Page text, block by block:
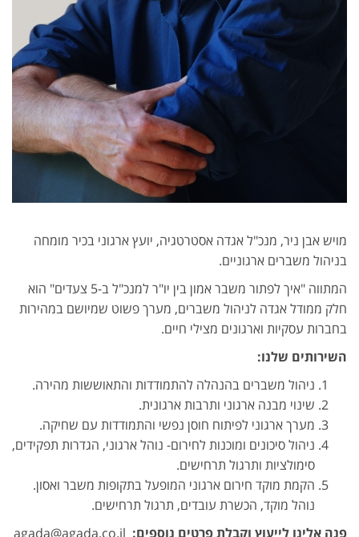
מויש אבן ניר, מנכ"ל אגדה אסטרטגיה, יועץ ארגוני בכיר מומחה
בניהול משברים ארגוניים.
המתווה "איך לפתור משבר אמון בין יו"ר למנכ"ל ב-5 צעדים" הוא
חלק ממודל אגדה לניהול משברים, מערך פשוט שמיושם במהירות
בחברות עסקיות וארגונים מצילי חיים.
השירותים שלנו:
ניהול משברים בהנהלה להתמודדות והתאוששות מהירה.
שינוי מבנה ארגוני ותרבות ארגונית.
מערך ארגוני לפיתוח חוסן נפשי והתמודדות עם שחיקה.
ניהול סיכונים ומוכנות לחירום- נוהל ארגוני, הגדרות תפקידים,
סימולציות ותרגול תרחישים.
הקמת מוקד חירום ארגוני המופעל בתקופות משבר ואסון.
נוהל מוקד, הכשרת עובדים, תרגול תרחישים.
פנה אלינו לייעוץ וקבלת פרטים נוספים: agada@agada.co.il